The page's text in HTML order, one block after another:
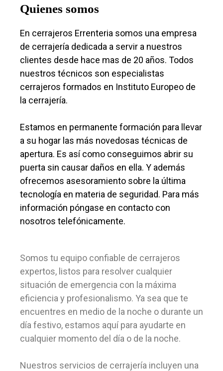
Quienes somos
En cerrajeros Errenteria somos una empresa
de cerrajería dedicada a servir a nuestros
clientes desde hace mas de 20 años. Todos
nuestros técnicos son especialistas
cerrajeros formados en Instituto Europeo de
la cerrajería.
Estamos en permanente formación para llevar
a su hogar las más novedosas técnicas de
apertura. Es así como conseguimos abrir su
puerta sin causar daños en ella. Y además
ofrecemos asesoramiento sobre la última
tecnología en materia de seguridad. Para más
información póngase en contacto con
nosotros telefónicamente.
Somos tu equipo confiable de cerrajeros
expertos, listos para resolver cualquier
situación de emergencia con la máxima
eficiencia y profesionalismo. Ya sea que te
encuentres en medio de la noche o durante un
día festivo, estamos aquí para ayudarte en
cualquier momento del día o de la noche.
Nuestros servicios de cerrajería incluyen una